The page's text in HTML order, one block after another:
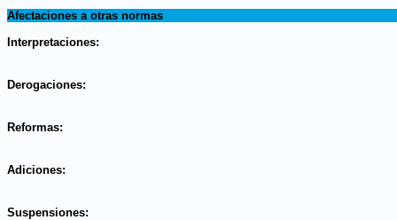
Afectaciones a otras normas
Interpretaciones:
Derogaciones:
Reformas:
Adiciones:
Suspensiones: